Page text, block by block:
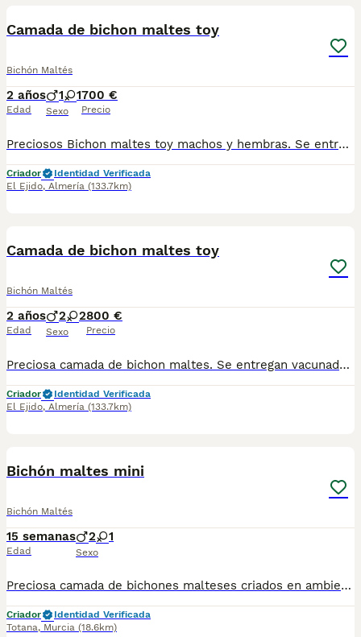
Camada de bichon maltes toy
Bichón Maltés
2 años
Edad
1 1
Sexo
700 €
Precio
Preciosos Bichon maltes toy machos y hembras. Se entregan vacunados y desparasitados revisados por veterinario. Interesados mando fotos y vídeos Más info 618645328
Criador
Identidad Verificada
El Ejido, Almería (133.7km)
Camada de bichon maltes toy
Bichón Maltés
2 años
Edad
2 2
Sexo
800 €
Precio
Preciosa camada de bichon maltes. Se entregan vacunados desparasitados y revisión veterinaria. Mandamos videos y fotos. Pueden venir a verlos. Llevamos a su casa. Más info 618645328
Criador
Identidad Verificada
El Ejido, Almería (133.7km)
Bichón maltes mini
Bichón Maltés
15 semanas
Edad
2 1
Sexo
Preciosa camada de bichones malteses criados en ambiente familiar con todas las vacunas y desparasitaciones al día. Se entrega con cartilla veterinaria y revisión veterinaria. Más info 722440707
Criador
Identidad Verificada
Totana, Murcia (18.6km)